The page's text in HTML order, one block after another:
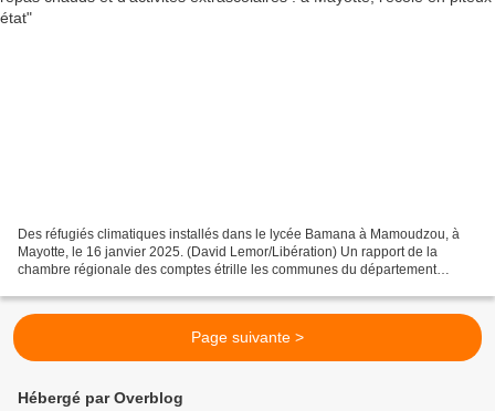
Des réfugiés climatiques installés dans le lycée Bamana à Mamoudzou, à
Mayotte, le 16 janvier 2025. (David Lemor/Libération) Un rapport de la
chambre régionale des comptes étrille les communes du département
Page suivante >
Hébergé par Overblog